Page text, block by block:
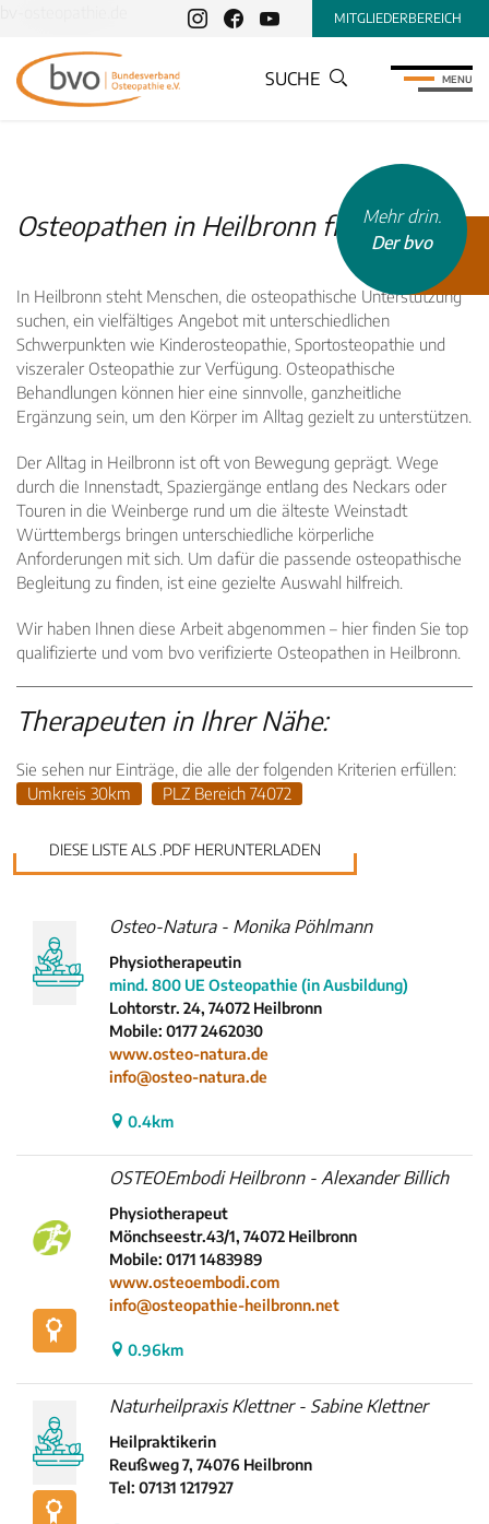
MITGLIEDERBEREICH
SUCHE MENU
Osteopathen in Heilbronn finden
In Heilbronn steht Menschen, die osteopathische Unterstützung
suchen, ein vielfältiges Angebot mit unterschiedlichen
Schwerpunkten wie Kinderosteopathie, Sportosteopathie und
viszeraler Osteopathie zur Verfügung. Osteopathische
Behandlungen können hier eine sinnvolle, ganzheitliche
Ergänzung sein, um den Körper im Alltag gezielt zu unterstützen.
Der Alltag in Heilbronn ist oft von Bewegung geprägt. Wege
durch die Innenstadt, Spaziergänge entlang des Neckars oder
Touren in die Weinberge rund um die älteste Weinstadt
Württembergs bringen unterschiedliche körperliche
Anforderungen mit sich. Um dafür die passende osteopathische
Begleitung zu finden, ist eine gezielte Auswahl hilfreich.
Wir haben Ihnen diese Arbeit abgenommen – hier finden Sie top
qualifizierte und vom bvo verifizierte Osteopathen in Heilbronn.
Therapeuten in Ihrer Nähe:
Sie sehen nur Einträge, die alle der folgenden Kriterien erfüllen:
Umkreis 30km
PLZ Bereich 74072
DIESE LISTE ALS .PDF HERUNTERLADEN
Osteo-Natura - Monika Pöhlmann
Physiotherapeutin
mind. 800 UE Osteopathie (in Ausbildung)
Lohtorstr. 24, 74072 Heilbronn
Mobile: 0177 2462030
www.osteo-natura.de
info@osteo-natura.de
0.4km
OSTEOEmbodi Heilbronn - Alexander Billich
Physiotherapeut
Mönchseestr.43/1, 74072 Heilbronn
Mobile: 0171 1483989
www.osteoembodi.com
info@osteopathie-heilbronn.net
0.96km
Naturheilpraxis Klettner - Sabine Klettner
Heilpraktikerin
Reußweg 7, 74076 Heilbronn
Tel: 07131 1217927
Mehr drin.
Der bvo